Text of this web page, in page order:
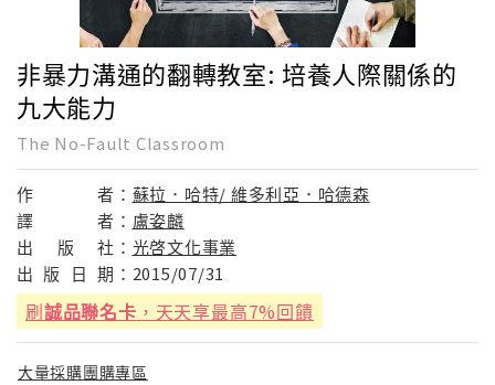
非暴力溝通的翻轉教室: 培養人際關係的
九大能力
The No-Fault Classroom
作 者： 蘇拉．哈特/ 維多利亞．哈德森
譯
者： 盧姿麟
出
版 社： 光啓文化事業
出 版 日 期： 2015/07/31
刷誠品聯名卡 ，天天享最高7%回饋
大量採購團購專區